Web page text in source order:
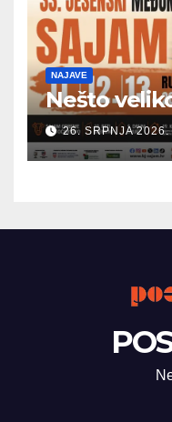
NAJAVE
Nešto
26. SRPNJA 2026.